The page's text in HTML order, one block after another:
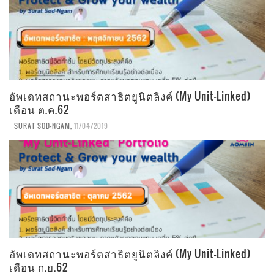
อัพเดทสถานะพอร์ตสาธิตยูนิตลิงค์ (My Unit-Linked)
เดือน ต.ค.62
SURAT SOD-NGAM 11/04/2019
อัพเดทสถานะพอร์ตสาธิตยูนิตลิงค์ (My Unit-Linked)
เดือน ก.ย.62